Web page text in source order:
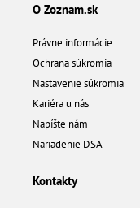
O Zoznam.sk
Právne informácie
Ochrana súkromia
Nastavenie súkromia
Kariéra u nás
Napíšte nám
Nariadenie DSA
Kontakty